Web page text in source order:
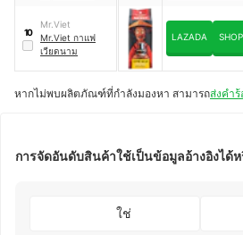
10
Mr.Viet
Mr.Viet กาแฟ
เวียดนาม
LAZADA
หากไม่พบผลิตภัณฑ์ที่กำลังมองหา สามารถส่งคำร้
การจัดอันดับสินค้าใช้เป็นข้อมูลอ้างอิงได้ห
ใช่